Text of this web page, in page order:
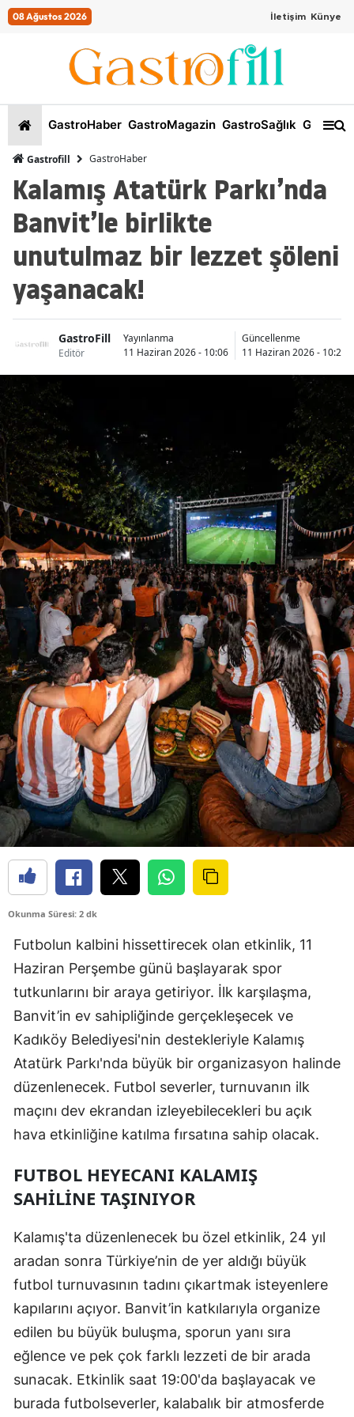
08 Ağustos 2026 İletişim Künye
GastroHaber GastroMagazin GastroSağlık
Gastrofill GastroHaber
Kalamış Atatürk Parkı’nda
Banvit’le birlikte
unutulmaz bir lezzet şöleni
yaşanacak!
GastroFill
Editör
Yayınlanma
11 Haziran 2026 - 10:06
Güncellenme
11 Haziran 2026 - 10:26
Okunma Süresi: 2 dk
Futbolun kalbini hissettirecek olan etkinlik, 11
Haziran Perşembe günü başlayarak spor
tutkunlarını bir araya getiriyor. İlk karşılaşma,
Banvit’in ev sahipliğinde gerçekleşecek ve
Kadıköy Belediyesi'nin destekleriyle Kalamış
Atatürk Parkı'nda büyük bir organizasyon halinde
düzenlenecek. Futbol severler, turnuvanın ilk
maçını dev ekrandan izleyebilecekleri bu açık
hava etkinliğine katılma fırsatına sahip olacak.
FUTBOL HEYECANI KALAMIŞ
SAHILINE TAŞINIYOR
Kalamış'ta düzenlenecek bu özel etkinlik, 24 yıl
aradan sonra Türkiye’nin de yer aldığı büyük
futbol turnuvasının tadını çıkartmak isteyenlere
kapılarını açıyor. Banvit’in katkılarıyla organize
edilen bu büyük buluşma, sporun yanı sıra
eğlence ve pek çok farklı lezzeti de bir arada
sunacak. Etkinlik saat 19:00'da başlayacak ve
burada futbolseverler, kalabalık bir atmosferde